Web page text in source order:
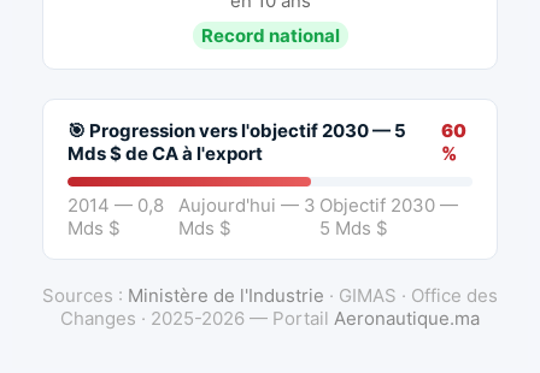
Record national
🎯 Progression vers l'objectif 2030 — 5
Mds $ de CA à l'export
60
%
2014 — 0,8
Mds $
Aujourd'hui — 3
Mds $
Objectif 2030 —
5 Mds $
Sources : Ministère de l'Industrie · GIMAS · Office des
Changes · 2025-2026 — Portail Aeronautique.ma